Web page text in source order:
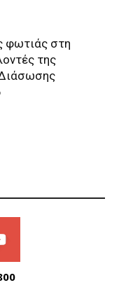
φωτιάς στη
της